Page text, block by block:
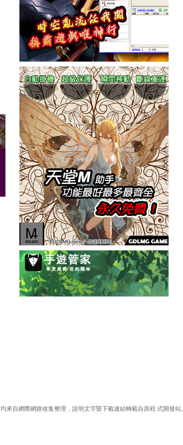
自網際網路收集整理，說明文字暨下載連結轉載自原程 式開發站